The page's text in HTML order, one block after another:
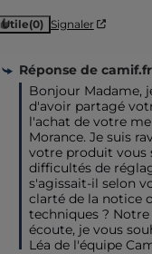
Utile(0) Signaler
Réponse de camif.fr
Bonjour Madame,
d'avoir partagé
l'achat de votre
Morance. Je suis
votre produit vous
difficultés de
s'agissait-il selon
clarté de la notice
techniques ?
écoute, je vous
Léa de l'équipe